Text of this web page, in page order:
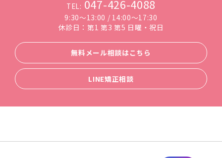
TEL: 047-426-4088
9:30～13:00 / 14:00～17:30
休診日：第1 第3 第5 日曜・祝日
無料メール相談はこちら
LINE矯正相談